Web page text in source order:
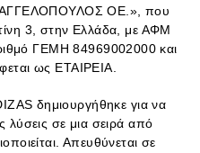
ΑΓΓΕΛΟΠΟΥΛΟΣ ΟΕ.», που
3, στην Ελλάδα, με ΑΦΜ
ΓΕΜΗ 84969002000 και
ως ΕΤΑΙΡΕΙΑ.
δημιουργήθηκε για να
λύσεις σε μια σειρά από
Απευθύνεται σε